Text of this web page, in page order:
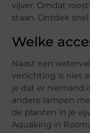
vijver. Omdat
staan. Ontdek snel
Welke
Naast een
verlichting is niet
je dat er niemand
andere lampen
de planten in je
Aquaking in